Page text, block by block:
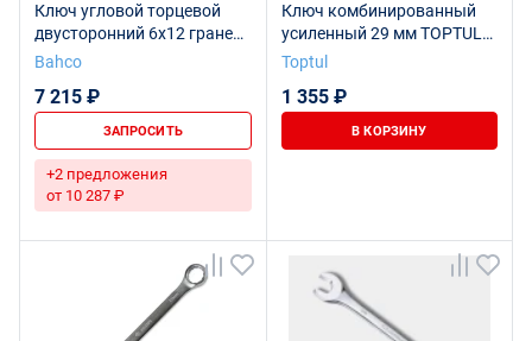
Ключ угловой торцевой
двусторонний 6х12 граней,
29 мм
Bahco
7 215 ₽
ЗАПРОСИТЬ
+2 предложения
от 10 287 ₽
Ключ комбинированный
усиленный 29 мм TOPTUL
AAEW2929
Toptul
1 355 ₽
В КОРЗИНУ